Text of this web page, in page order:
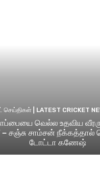
செய்திகள் | LATEST CRICKET
வெல்ல உதவிய
– சஞ்சு சாம்சன்
டோட்டா கணேஷ்